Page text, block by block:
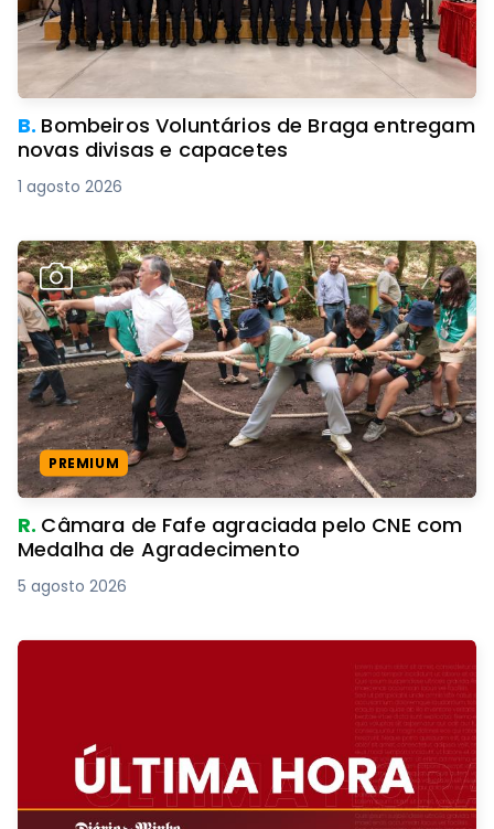
B. Bombeiros Voluntários de Braga entregam
novas divisas e capacetes
1 agosto 2026
PREMIUM
R. Câmara de Fafe agraciada pelo CNE com
Medalha de Agradecimento
5 agosto 2026